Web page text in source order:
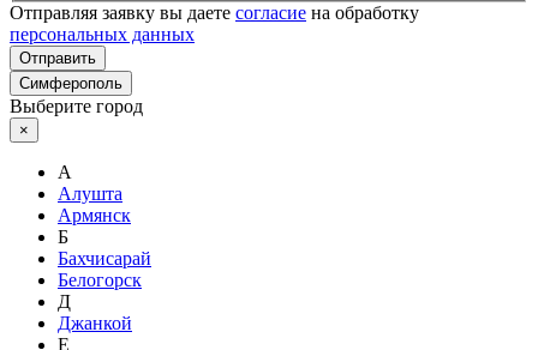
Отправляя заявку вы даете согласие на обработку
персональных данных
Отправить
Симферополь
Выберите город
×
А
Алушта
Армянск
Б
Бахчисарай
Белогорск
Д
Джанкой
Е